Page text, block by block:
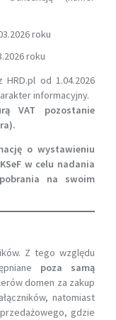
roku
roku
od 1.04.2026
informacyjny.
VAT pozostanie
o wystawieniu
w celu nadania
na swoim
Z tego względu
poza samą
domen za zakup
natomiast
gdzie